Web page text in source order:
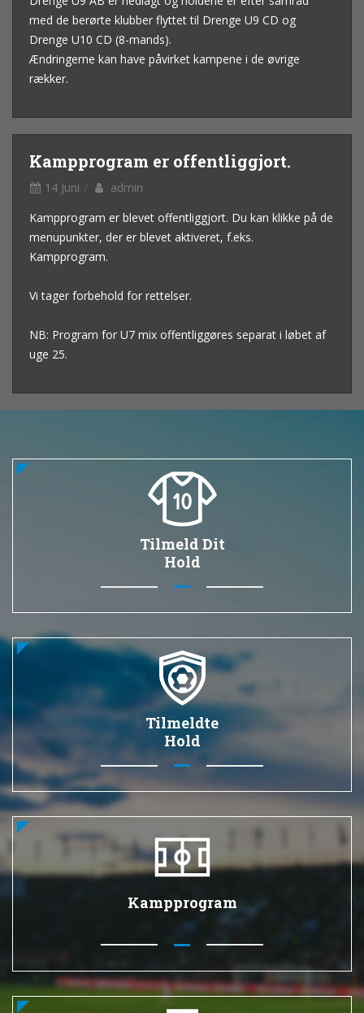
med de berørte klubber flyttet til Drenge U9 CD og
Drenge U10 CD (8-mands).
Ændringerne kan have påvirket kampene i de øvrige
rækker.
Kampprogram er offentliggjort.
14 Juni
admin
Kampprogram er blevet offentliggjort. Du kan klikke på de
menupunkter, der er blevet aktiveret, f.eks.
Kampprogram.
Vi tager forbehold for rettelser.
NB: Program for U7 mix offentliggøres separat i løbet af
uge 25.
Tilmeld Dit
Hold
Tilmeldte
Hold
Kampprogram